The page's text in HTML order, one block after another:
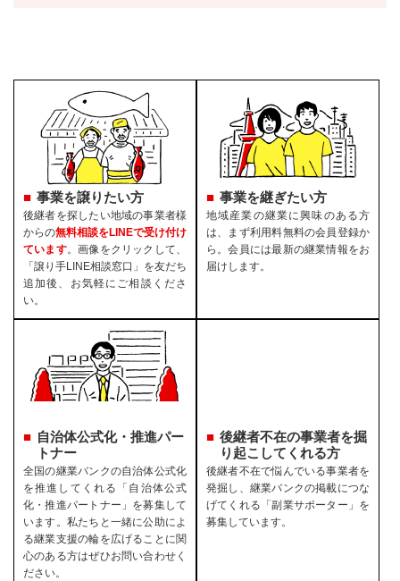
事業を譲りたい方
後継者を探したい地域の事業者様
からの無料相談をLINEで受け付け
ています。画像をクリックして、
「譲り手LINE相談窓口」を友だち
追加後、お気軽にご相談くださ
い。
事業を継ぎたい方
地域産業の継業に興味のある方
は、まず利用料無料の会員登録か
ら。会員には最新の継業情報をお
届けします。
自治体公式化・推進パー
トナー
全国の継業バンクの自治体公式化
を推進してくれる「自治体公式
化・推進パートナー」を募集して
います。私たちと一緒に公助によ
る継業支援の輪を広げることに関
心のある方はぜひお問い合わせく
ださい。
後継者不在の事業者を掘
り起こしてくれる方
後継者不在で悩んでいる事業者を
発掘し、継業バンクの掲載につな
げてくれる「副業サポーター」を
募集しています。